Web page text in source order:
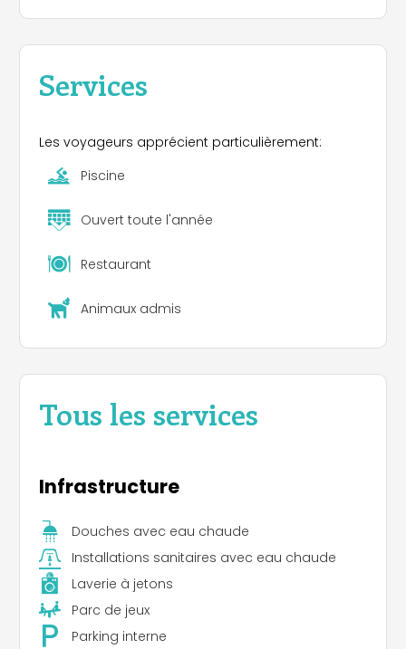
Services
Les voyageurs apprécient particulièrement:
Piscine
Ouvert toute l'année
Restaurant
Animaux admis
Tous les services
Infrastructure
Douches avec eau chaude
Installations sanitaires avec eau chaude
Laverie à jetons
Parc de jeux
Parking interne